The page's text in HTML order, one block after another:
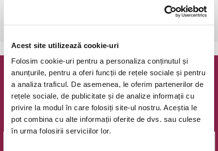
Acest site utilizează cookie-uri
Folosim cookie-uri pentru a personaliza conținutul și
anunțurile, pentru a oferi funcții de rețele sociale și pentru
a analiza traficul. De asemenea, le oferim partenerilor de
rețele sociale, de publicitate și de analize informații cu
privire la modul în care folosiți site-ul nostru. Aceștia le
pot combina cu alte informații oferite de dvs. sau culese
în urma folosirii serviciilor lor.
Buftea, Domeniul Stirbeyvezi pe harta
Newsletter @ Bilete.ro
Oferte exclusive si o editie saptamanala cu cele mai noi
evenimente.
Email